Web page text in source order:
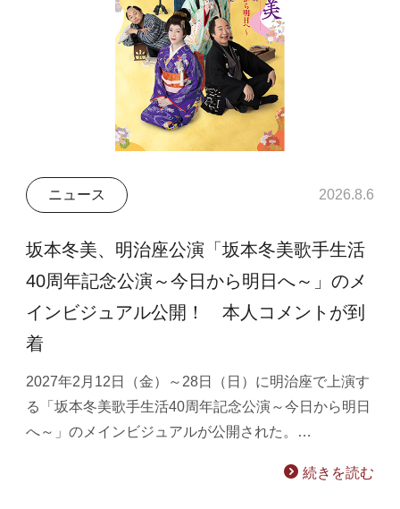
ニュース 2026.8.6
坂本冬美、明治座公演「坂本冬美歌手生活
40周年記念公演～今日から明日へ～」のメ
インビジュアル公開！ 本人コメントが到
着
2027年2月12日（金）～28日（日）に明治座で上演す
る「坂本冬美歌手生活40周年記念公演～今日から明日
へ～」のメインビジュアルが公開された。…
続きを読む